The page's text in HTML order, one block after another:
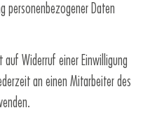
personenbezogener Daten
Widerruf einer Einwilligung
an einen Mitarbeiter des